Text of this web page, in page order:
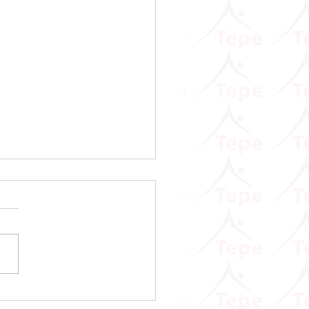
Ayı Vergi Takvimi